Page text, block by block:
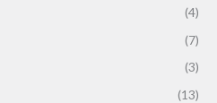
(4)
(7)
(3)
(13)